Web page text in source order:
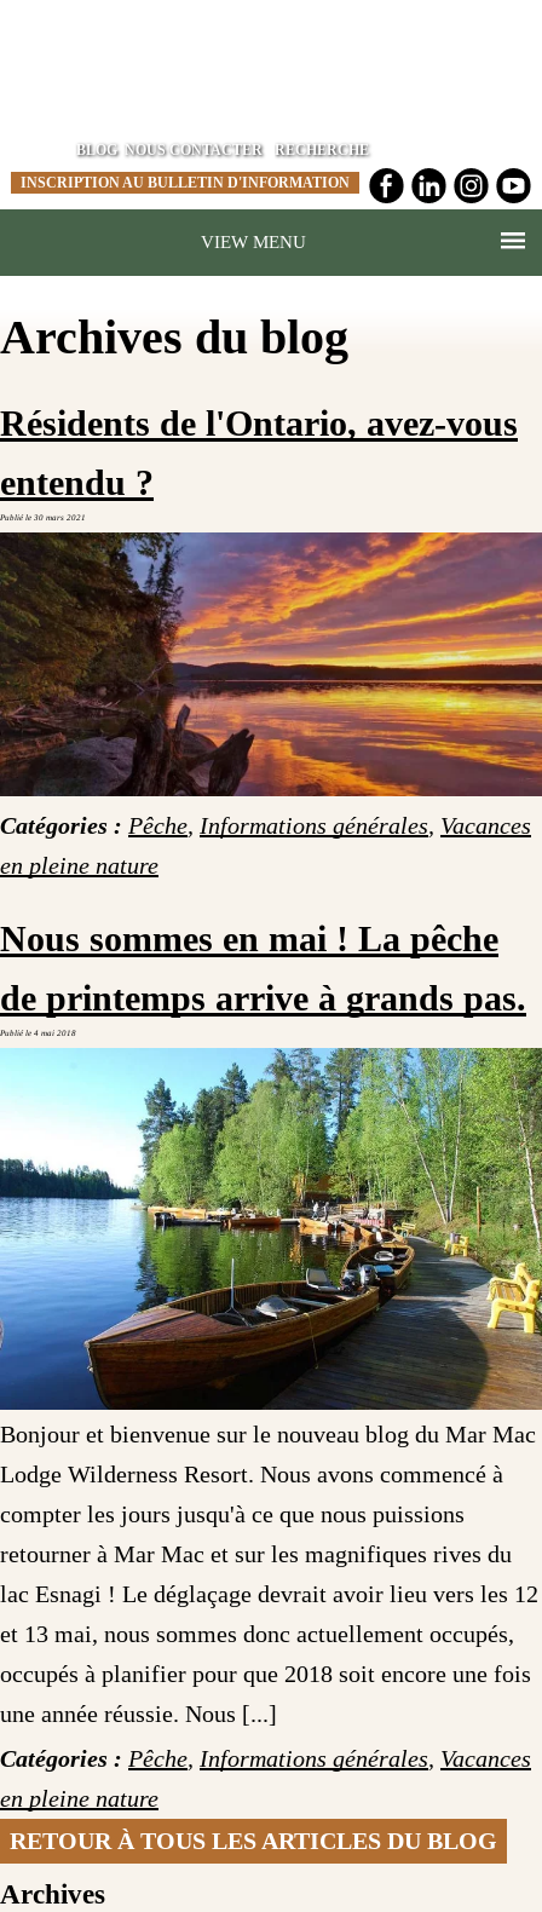
BLOG NOUS CONTACTER
INSCRIPTION AU BULLETIN D'INFORMATION
MENU
Archives du blog
Résidents de l'Ontario, avez-vous
entendu ?
Publié le 30 mars 2021
Catégories : Pêche, Informations générales, Vacances
en pleine nature
Nous sommes en mai ! La pêche
de printemps arrive à grands pas.
Publié le 4 mai 2018
Bonjour et bienvenue sur le nouveau blog du Mar Mac
Lodge Wilderness Resort. Nous avons commencé à
compter les jours jusqu'à ce que nous puissions
retourner à Mar Mac et sur les magnifiques rives du
lac Esnagi ! Le déglaçage devrait avoir lieu vers les 12
et 13 mai, nous sommes donc actuellement occupés,
occupés à planifier pour que 2018 soit encore une fois
une année réussie. Nous [...]
Catégories : Pêche, Informations générales, Vacances
en pleine nature
RETOUR À TOUS LES ARTICLES DU BLOG
Archives